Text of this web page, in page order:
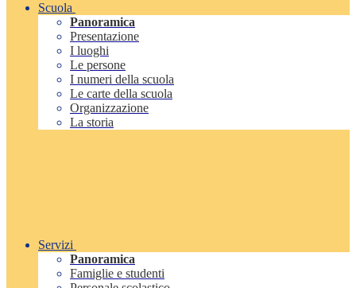
Scuola
Panoramica
Presentazione
I luoghi
Le persone
I numeri della scuola
Le carte della scuola
Organizzazione
La storia
Servizi
Panoramica
Famiglie e studenti